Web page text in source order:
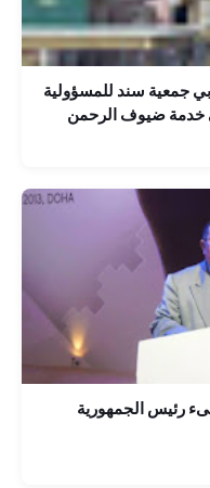
جمعية سند للمسؤولية
خدمة ضيوف الرحمن
رئيس الجمهورية